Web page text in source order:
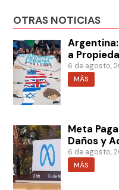
OTRAS NOTICIAS
a
6 de agosto,
MÁS
Meta
Daños y
6 de agosto,
MÁS